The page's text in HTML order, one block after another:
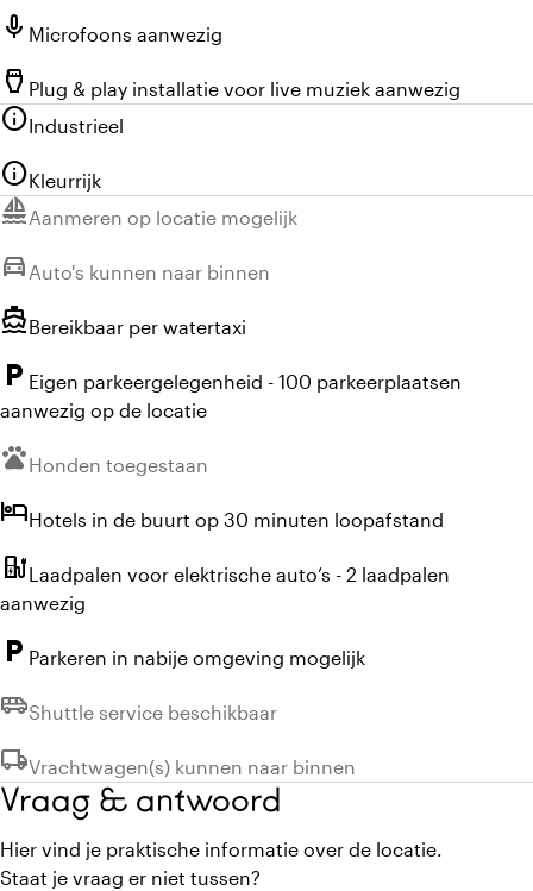
mic Microfoons aanwezig
settings_input_hdmi Plug & play installatie voor live muziek aanwezig
infoIndustrieel
infoKleurrijk
sailing Niet beschikbaar:
Aanmeren op locatie mogelijk
directions_car Niet beschikbaar:
Auto's kunnen naar binnen
directions_boatBereikbaar per watertaxi
local_parking Eigen parkeergelegenheid - 100 parkeerplaatsen
aanwezig op de locatie
petsNiet beschikbaar:
Honden toegestaan
hotelHotels in de buurt op 30 minuten loopafstand
ev_stationLaadpalen voor elektrische auto’s - 2 laadpalen
aanwezig
local_parking Parkeren in nabije omgeving mogelijk
airport_shuttleNiet beschikbaar:
Shuttle service beschikbaar
local_shippingNiet beschikbaar:
Vrachtwagen(s) kunnen naar binnen
Vraag & antwoord
Hier vind je praktische informatie over de locatie.
Staat je vraag er niet tussen?